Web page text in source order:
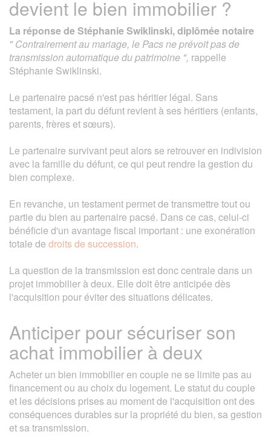
devient le bien immobilier ?
La réponse de Stéphanie Swiklinski, diplômée notaire
" Contrairement au mariage, le Pacs ne prévoit pas de
transmission automatique du patrimoine ", rappelle
Stéphanie Swiklinski.
Le partenaire pacsé n'est pas héritier légal. Sans
testament, la part du défunt revient à ses héritiers (enfants,
parents, frères et sœurs).
Le partenaire survivant peut alors se retrouver en indivision
avec la famille du défunt, ce qui peut rendre la gestion du
bien complexe.
En revanche, un testament permet de transmettre tout ou
partie du bien au partenaire pacsé. Dans ce cas, celui-ci
bénéficie d'un avantage fiscal important : une exonération
totale de droits de succession.
La question de la transmission est donc centrale dans un
projet immobilier à deux. Elle doit être anticipée dès
l'acquisition pour éviter des situations délicates.
Anticiper pour sécuriser son
achat immobilier à deux
Acheter un bien immobilier en couple ne se limite pas au
financement ou au choix du logement. Le statut du couple
et les décisions prises au moment de l'acquisition ont des
conséquences durables sur la propriété du bien, sa gestion
et sa transmission.